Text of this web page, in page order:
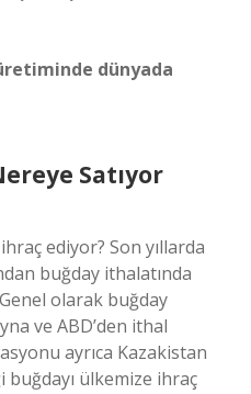
dünyada
Satıyor
ediyor? Son yıllarda
buğday ithalatında
olarak buğday
ve ABD’den ithal
ayrıca Kazakistan
buğdayı ülkemize ihraç